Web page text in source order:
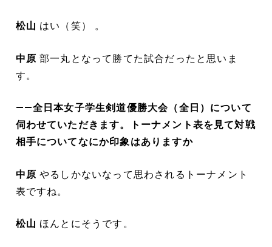
松山 はい（笑） 。
中原 部一丸となって勝てた試合だったと思いま
す。
――全日本女子学生剣道優勝大会（全日）について
伺わせていただきます。トーナメント表を見て対戦
相手についてなにか印象はありますか
中原 やるしかないなって思わされるトーナメント
表ですね。
松山 ほんとにそうです。